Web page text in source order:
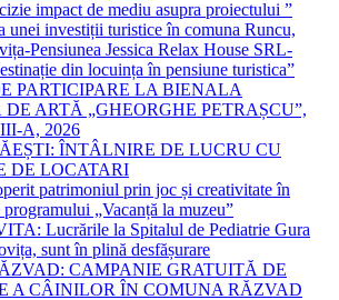
impact de mediu asupra proiectului ”
unei investiții turistice în comuna Runcu,
Pensiunea Jessica Relax House SRL-
din locuința în pensiune turistica”
PARTICIPARE LA BIENALA
ARTĂ „GHEORGHE PETRAȘCU”,
A, 2026
ÎNTÂLNIRE DE LUCRU CU
DE LOCATARI
patrimoniul prin joc și creativitate în
„Vacanță la muzeu”
Lucrările la Spitalul de Pediatrie Gura
sunt în plină desfășurare
CAMPANIE GRATUITĂ DE
A CÂINILOR ÎN COMUNA RĂZVAD